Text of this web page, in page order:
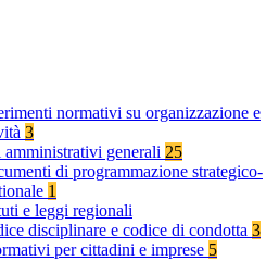
normativi su organizzazione e
3
generali 25
di programmazione strategico-
1
e leggi regionali
disciplinare e codice di condotta 3
per cittadini e imprese 5